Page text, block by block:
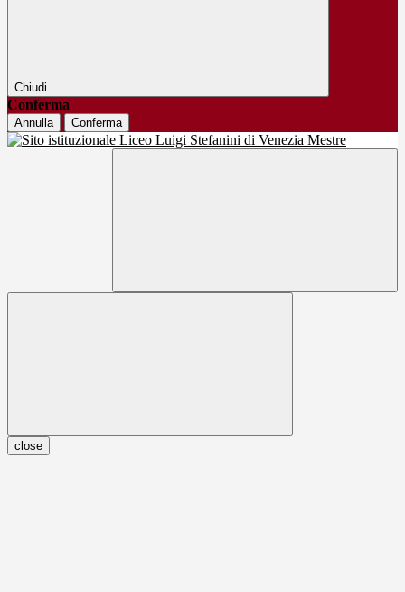
Chiudi
Conferma
Annulla Conferma
close